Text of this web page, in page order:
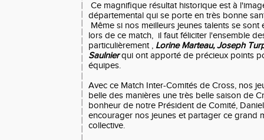
Ce magnifique résultat historique est à
départemental qui se porte en très bonne
Même si nos meilleurs jeunes talents se sont
lors de ce match, il faut féliciter l'ensemble
particulièrement , Lorine Marteau, Joseph
Saulnierqui ont apporté de précieux points
équipes.
Avec ce Match Inter-Comités de Cross, nos
belle des manières une très belle saison de
bonheur de notre Président de Comité,
encourager nos jeunes et partager ce grand
collective.